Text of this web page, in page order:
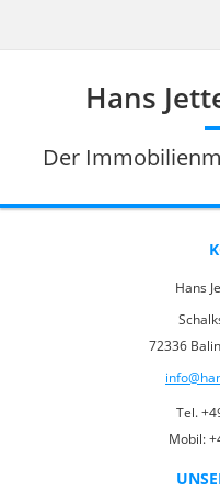
Hans
Der
Hans
72336
Tel.
Mobil: